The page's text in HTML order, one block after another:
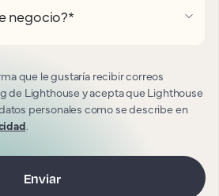
negocio?*
que le gustaría recibir correos
de Lighthouse y acepta que Lighthouse
personales como se describe en
.